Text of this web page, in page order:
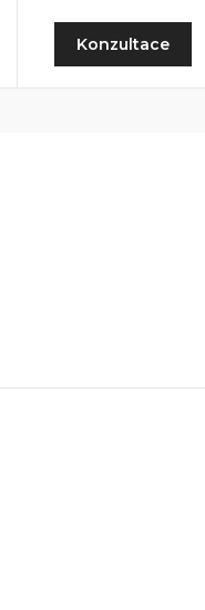
Konzultace